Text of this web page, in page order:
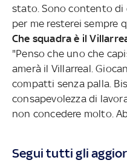
stato. Sono contento di
per me resterei sempre
Che squadra è il
"Penso che uno che
amerà il Villarreal.
compatti senza palla.
consapevolezza di
non concedere molto.
Segui tutti gli